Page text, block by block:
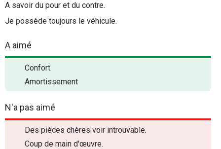
A savoir du pour et du contre.
Je possède toujours le véhicule.
A aimé
Confort
Amortissement
N'a pas aimé
Des pièces chères voir introuvable.
Coup de main d'œuvre.